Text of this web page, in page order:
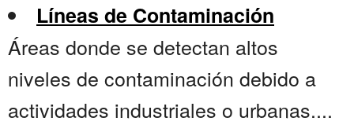
Líneas de Contaminación
Áreas donde se detectan altos
niveles de contaminación debido a
actividades industriales o urbanas....